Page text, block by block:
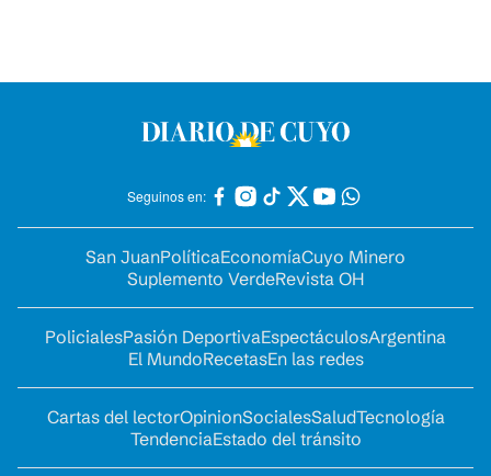
Seguinos en:
San JuanPolíticaEconomíaCuyo Minero
Suplemento VerdeRevista OH
PolicialesPasión DeportivaEspectáculosArgentina
El MundoRecetasEn las redes
Cartas del lectorOpinionSocialesSaludTecnología
TendenciaEstado del tránsito